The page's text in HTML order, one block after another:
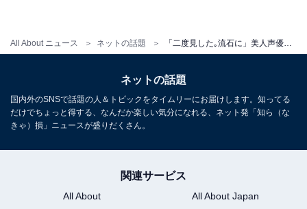
All About ニュース ネットの話題
ネットの話題
国内外のSNSで話題の人＆トピックをタイムリーにお届けします。知ってる
だけでちょっと得する、なんだか楽しい気分になれる、ネット発「知ら（な
きゃ）損」ニュースが盛りだくさん。
関連サービス
All About
All About Japan